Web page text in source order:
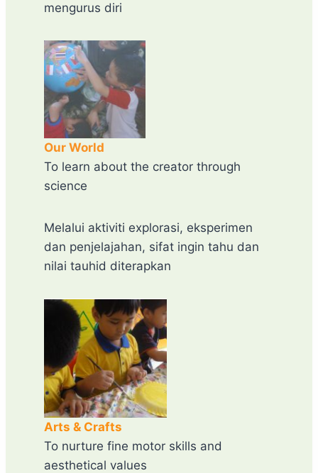
mengurus diri
Our World
To learn about the creator through
science
Melalui aktiviti explorasi, eksperimen
dan penjelajahan, sifat ingin tahu dan
nilai tauhid diterapkan
Arts & Crafts
To nurture fine motor skills and
aesthetical values